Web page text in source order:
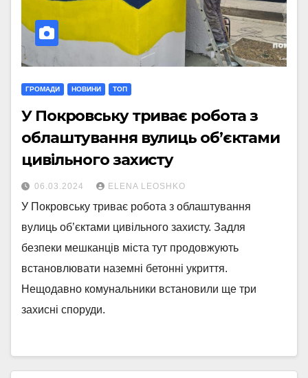
ГРОМАДИ НОВИНИ ТОП
У Покровську триває робота з
облаштування вулиць об’єктами
цивільного захисту
06.03.2024 ELENA LEOSHKO
У Покровську триває робота з облаштування
вулиць об’єктами цивільного захисту. Задля
безпеки мешканців міста тут продовжують
встановлювати наземні бетонні укриття.
Нещодавно комунальники встановили ще три
захисні споруди.